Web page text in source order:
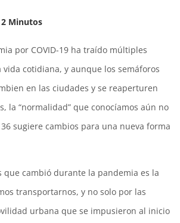
2 Minutos
por COVID-19 ha traído múltiples
cotidiana, y aunque los semáforos
en las ciudades y se reaperturen
la “normalidad” que conocíamos aún no
sugiere cambios para una nueva forma
que cambió durante la pandemia es la
transportarnos, y no solo por las
urbana que se impusieron al inicio